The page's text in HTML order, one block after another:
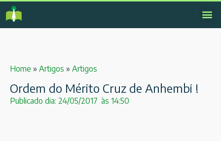
Home » Artigos » Artigos
Ordem do Mérito Cruz de Anhembi !
Publicado dia: 24/05/2017 às 14:50